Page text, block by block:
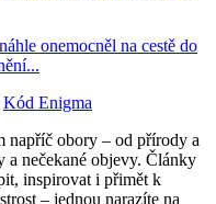
onemocněl na cestě do
Kód Enigma
napříč obory – od přírody a
a nečekané objevy. Články
inspirovat i přimět k
– jednou narazíte na